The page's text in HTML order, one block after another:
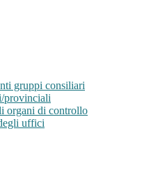
gruppi consiliari
provinciali
organi di controllo
uffici